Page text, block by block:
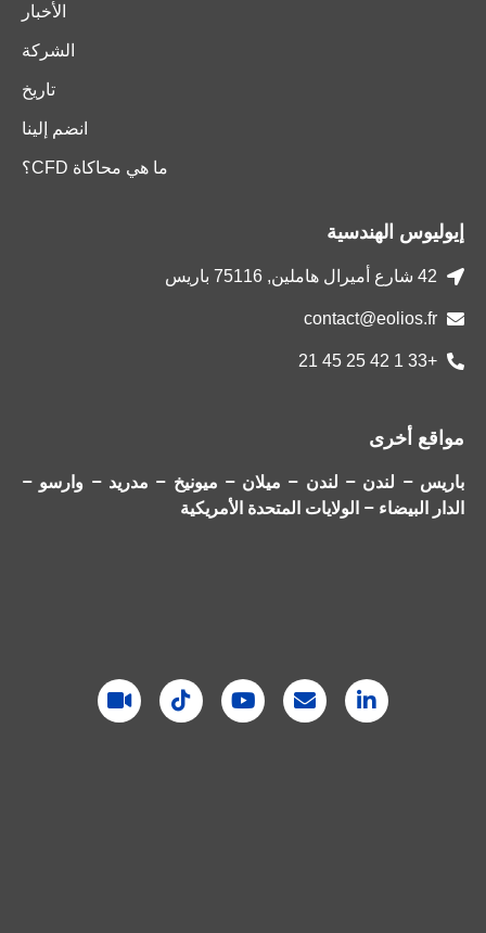
الأخبار
الشركة
تاريخ
انضم إلينا
ما هي محاكاة CFD؟
إيوليوس الهندسية
42 شارع أميرال هاملين, 75116 باريس
contact@eolios.fr
+33 1 42 25 45 21
مواقع أخرى
باريس – لندن – لندن – ميلان – ميونيخ – مدريد – وارسو –
الدار البيضاء – الولايات المتحدة الأمريكية